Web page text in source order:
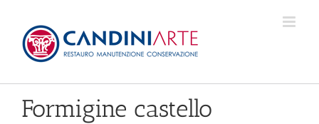
content
Formigine castello